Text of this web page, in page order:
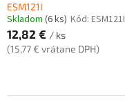
ESM121I
Skladom (6 ks) Kód: ESM121I
12,82 € / ks
(15,77 € vrátane DPH)